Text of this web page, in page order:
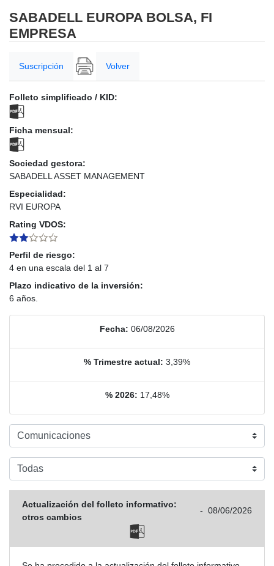
SABADELL EUROPA BOLSA, FI
EMPRESA
Suscripción Volver
Folleto simplificado / KID:
Ficha mensual:
Sociedad gestora:
SABADELL ASSET MANAGEMENT
Especialidad:
RVI EUROPA
Rating VDOS:
Perfil de riesgo:
4 en una escala del 1 al 7
Plazo indicativo de la inversión:
6 años.
Fecha: 06/08/2026
% Trimestre actual: 3,39%
% 2026: 17,48%
Actualización del folleto informativo:
otros cambios
- 08/06/2026